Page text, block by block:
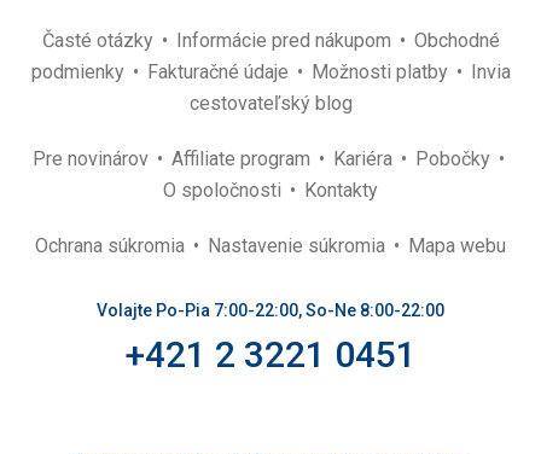
Časté otázky Informácie pred nákupom
Obchodné
podmienky
Fakturačné údaje Možnosti platby
Invia
cestovateľský blog
Pre novinárov Affiliate program Kariéra
Pobočky
O spoločnosti
Kontakty
Ochrana súkromia Nastavenie súkromia Mapa webu
Volajte Po-Pia 7:00-22:00, So-Ne 8:00-22:00
+421 2 3221 0451